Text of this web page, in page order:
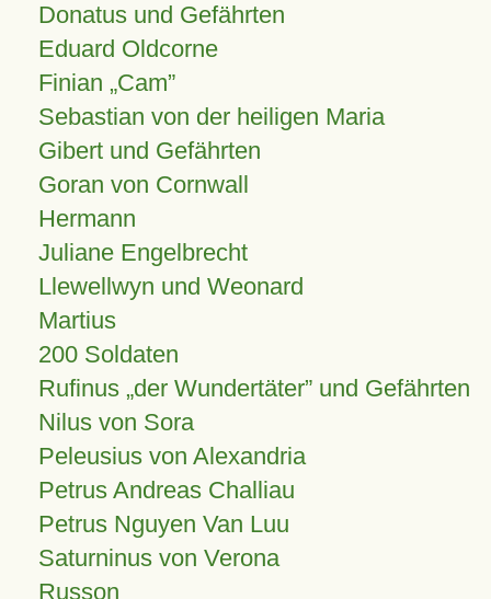
Donatus und Gefährten
Eduard Oldcorne
Finian Cam
Sebastian von der heiligen Maria
Gibert und Gefährten
Goran von Cornwall
Hermann
Juliane Engelbrecht
Llewellwyn und Weonard
Martius
200 Soldaten
Rufinus „der Wundertäter” und Gefährten
Nilus von Sora
Peleusius von Alexandria
Petrus Andreas Challiau
Petrus Nguyen Van Luu
Saturninus von Verona
Russon